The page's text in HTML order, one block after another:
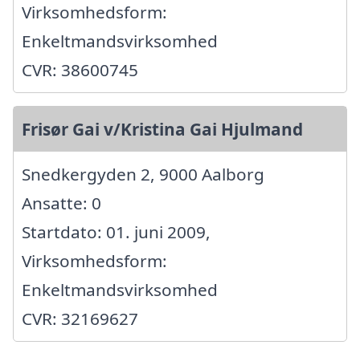
Virksomhedsform:
Enkeltmandsvirksomhed
CVR: 38600745
Frisør Gai v/Kristina Gai Hjulmand
Snedkergyden 2, 9000 Aalborg
Ansatte: 0
Startdato: 01. juni 2009,
Virksomhedsform:
Enkeltmandsvirksomhed
CVR: 32169627